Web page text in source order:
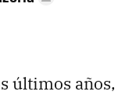
últimos